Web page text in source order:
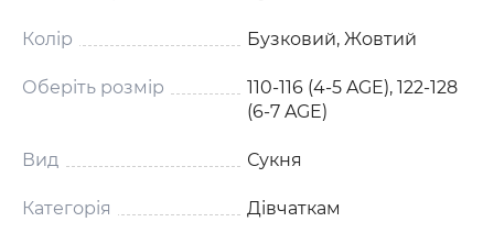
Колір Бузковий, Жовтий
Оберіть розмір
110-116 (4-5 AGE), 122-128
(6-7 AGE)
Вид Сукня
Категорія Дівчаткам